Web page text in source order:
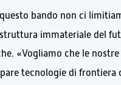
bando non ci
immateriale del
«Vogliamo che le
tecnologie di frontiera